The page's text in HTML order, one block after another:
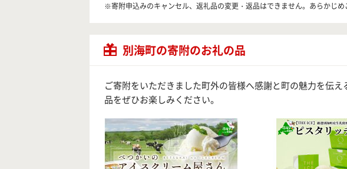
※寄附申込みのキャンセル、返礼品の変更・返品はできません。あらかじめ
別海町の寄附のお礼の品
ご寄附をいただきました町外の皆様へ感謝と町の魅力を伝
品をぜひお楽しみください。